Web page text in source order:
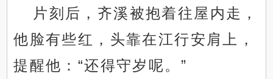
片刻后，齐溪被抱着往屋内走，
他脸有些红，头靠在江行安肩上，
提醒他：“还得守岁呢。”